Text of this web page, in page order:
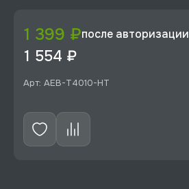
1 399 ₽после авторизации
1 554 ₽
Арт: AEB-T4010-HT